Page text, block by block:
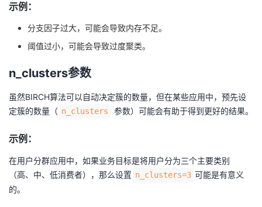
示例：
分支因子过大，可能会导致内存不足。
阈值过小，可能会导致过度聚类。
n_clusters参数
虽然BIRCH算法可以自动决定簇的数量，但在某些应用中，预先设
定簇的数量（ n_clusters 参数）可能会有助于得到更好的结果。
示例：
在用户分群应用中，如果业务目标是将用户分为三个主要类别
（高、中、低消费者），那么设置 n_clusters=3 可能是有意义
的。